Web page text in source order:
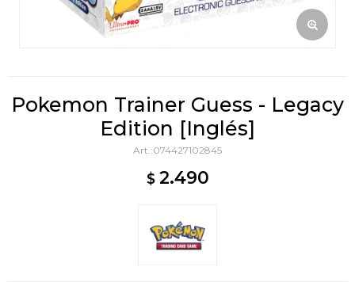
Pokemon Trainer Guess - Legacy
Edition [Inglés]
074427102845
$ 2.490